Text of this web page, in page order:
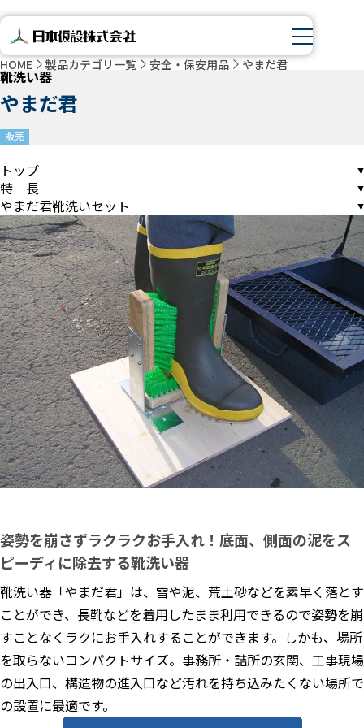
HOME 製品カテゴリ一覧 安全・保安用品 やまだ君
靴洗い器
やまだ君
販売
トップ
特 長
やまだ君靴洗いセット
姿勢を崩さずラクラクお手入れ！底面、側面の泥をス
ピーディに除去する靴洗い器
靴洗い器「やまだ君」は、雪や泥、荒土砂などを素早く落とす
ことができ、長靴などを着用したまま利用できるので姿勢を崩
すことなくラクにお手入れすることができます。しかも、場所
を取らないコンパクトサイズ。事務所・詰所の玄関、工事現場
の出入口、構造物の進入口など汚れを持ち込みたくない場所で
の設置に最適です。